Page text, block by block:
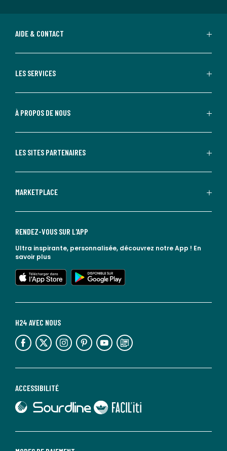
AIDE & CONTACT
LES SERVICES
À PROPOS DE NOUS
LES SITES PARTENAIRES
MARKETPLACE
ACCESSIBILITÉ
lien vers Sourdline
lien vers Faciliti
H24 AVEC NOUS
lien vers l'espace réseaux sociaux lien vers l'espace réseaux sociaux lien vers l'espace réseaux sociaux lien vers l'espace réseaux sociaux lien vers l'espace réseaux sociaux lien vers le blog la redoute
RENDEZ-VOUS SUR L'APP
Ultra inspirante, personnalisée, découvrez notre App ! En
savoir plus
lien vers l'app store
lien vers google play